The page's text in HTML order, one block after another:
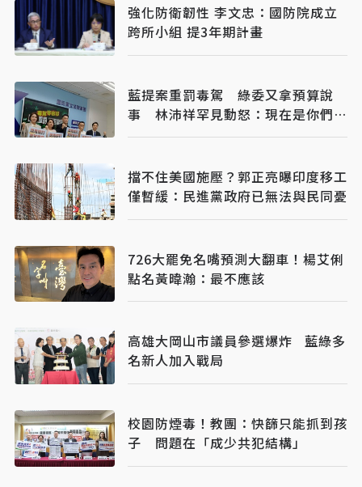
強化防衛韌性 李文忠：國防院成立
跨所小組 提3年期計畫
藍提案重罰毒駕 綠委又拿預算說
事 林沛祥罕見動怒：現在是你們在
治理國家
擋不住美國施壓？郭正亮曝印度移工
僅暫緩：民進黨政府已無法與民同憂
726大罷免名嘴預測大翻車！楊艾俐
點名黃暐瀚：最不應該
高雄大岡山市議員參選爆炸 藍綠多
名新人加入戰局
校園防煙毒！教團：快篩只能抓到孩
子 問題在「成少共犯結構」